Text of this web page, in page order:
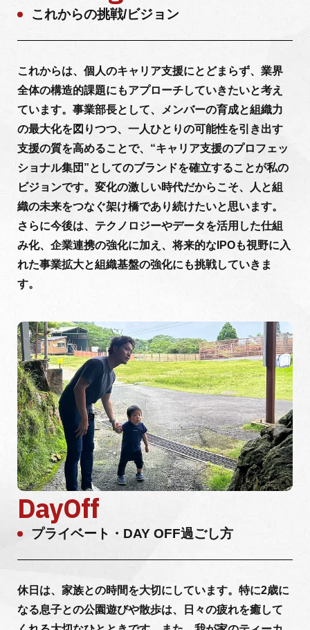
これからの挑戦/ビジョン
これからは、個人のキャリア支援にとどまらず、業界
全体の構造的課題にもアプローチしていきたいと考え
ています。事業部長として、メンバーの育成と組織力
の最大化を図りつつ、一人ひとりの可能性を引き出す
支援の質を高めることで、“キャリア支援のプロフェッ
ショナル集団”としてのブランドを確立することが私の
ビジョンです。変化の激しい時代だからこそ、人と組
織の未来をつなぐ架け橋であり続けたいと思います。
さらに今後は、テクノロジーやデータを活用した仕組
み化、企業連携の強化に加え、将来的なIPOも視野に入
れた事業拡大と組織基盤の強化にも挑戦していきま
す。
DayOff
プライベート・DAY OFF過ごし方
休日は、家族との時間を大切にしています。特に2歳に
なる息子との公園遊びや散歩は、日々の疲れを癒して